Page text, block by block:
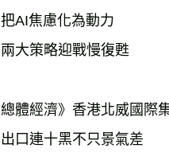
把AI焦慮化為動力
兩大策略迎戰慢復甦
總體經濟》香港北威國際
出口連十黑不只景氣差